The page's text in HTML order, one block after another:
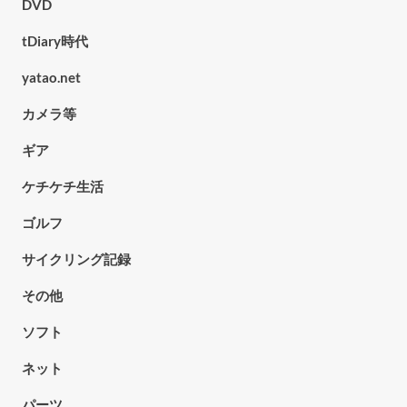
DVD
tDiary時代
yatao.net
カメラ等
ギア
ケチケチ生活
ゴルフ
サイクリング記録
その他
ソフト
ネット